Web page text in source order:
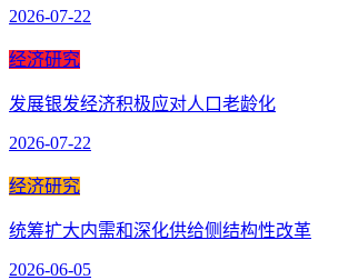
2026-07-22
经济研究
发展银发经济积极应对人口老龄化
2026-07-22
经济研究
统筹扩大内需和深化供给侧结构性改革
2026-06-05